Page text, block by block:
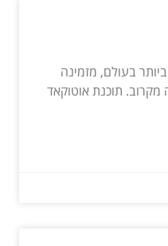
בעולם, מזמינה
מקרוב. תוכנת אוטוקאד